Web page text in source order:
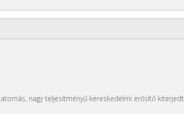
nagy teljesítményű kereskedelmi erősítő kiterjedt